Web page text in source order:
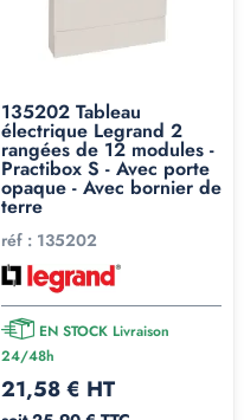
135202 Tableau
électrique Legrand 2
rangées de 12 modules -
Practibox S - Avec porte
opaque - Avec bornier de
terre
réf : 135202
EN STOCK Livraison
24/48h
21,58 € HT